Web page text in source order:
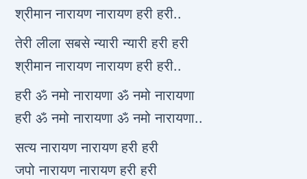
श्रीमान नारायण नारायण हरी हरी..
तेरी लीला सबसे न्यारी न्यारी हरी हरी
श्रीमान नारायण नारायण हरी हरी..
हरी ॐ नमो नारायणा ॐ नमो नारायणा
हरी ॐ नमो नारायणा ॐ नमो नारायणा..
सत्य नारायण नारायण हरी हरी
जपो नारायण नारायण हरी हरी